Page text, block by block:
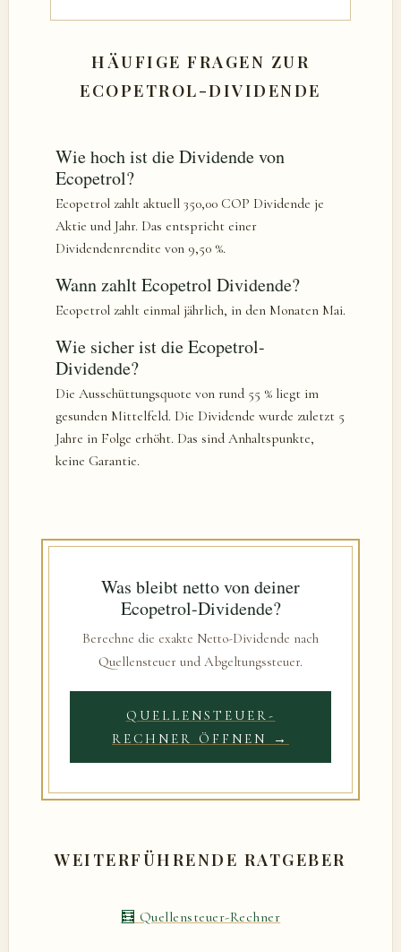
HÄUFIGE FRAGEN ZUR
ECOPETROL-DIVIDENDE
Wie hoch ist die Dividende von
Ecopetrol?
Ecopetrol zahlt aktuell 350,00 COP Dividende je
Aktie und Jahr. Das entspricht einer
Dividendenrendite von 9,50 %.
Wann zahlt Ecopetrol Dividende?
Ecopetrol zahlt einmal jährlich, in den Monaten Mai.
Wie sicher ist die Ecopetrol-
Dividende?
Die Ausschüttungsquote von rund 55 % liegt im
gesunden Mittelfeld. Die Dividende wurde zuletzt 5
Jahre in Folge erhöht. Das sind Anhaltspunkte,
keine Garantie.
Was bleibt netto von deiner
Ecopetrol-Dividende?
Berechne die exakte Netto-Dividende nach
Quellensteuer und Abgeltungssteuer.
QUELLENSTEUER-
RECHNER ÖFFNEN →
WEITERFÜHRENDE RATGEBER
🧮 Quellensteuer-Rechner